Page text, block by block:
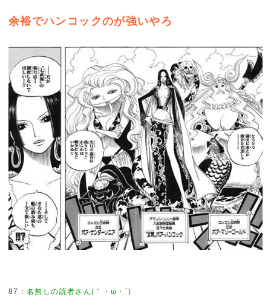
余裕でハンコックのが強いやろ
87